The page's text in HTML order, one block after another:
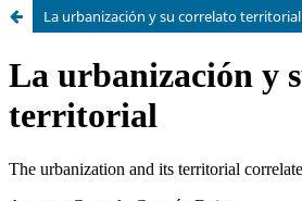
La urbanización y su correlato territorial